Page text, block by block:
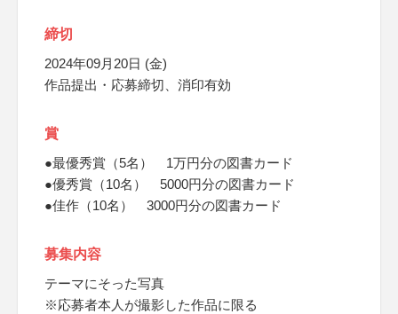
締切
2024年09月20日 (金)
作品提出・応募締切、消印有効
賞
●最優秀賞（5名） 1万円分の図書カード
●優秀賞（10名） 5000円分の図書カード
●佳作（10名） 3000円分の図書カード
募集内容
テーマにそった写真
※応募者本人が撮影した作品に限る